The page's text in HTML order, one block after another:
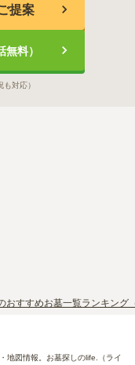
提案
無料）
も対応）
おすすめお墓一覧ランキング
地図情報。お墓探しのlife.（ライ